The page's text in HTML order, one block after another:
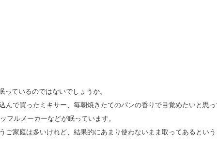
ているのではないでしょうか。
で買ったミキサー、毎朝焼きたてのパンの香りで目覚めたいと思
ルメーカーなどが眠っています。
家庭は多いけれど、結果的にあまり使わないまま取ってあるとい